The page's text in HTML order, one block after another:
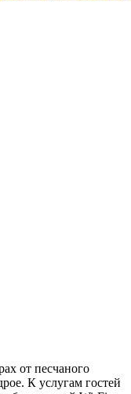
от песчаного
К услугам гостей